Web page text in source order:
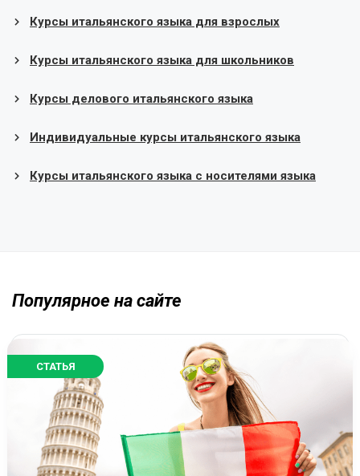
Курсы итальянского языка для взрослых
Курсы итальянского языка для школьников
Курсы делового итальянского языка
Индивидуальные курсы итальянского языка
Курсы итальянского языка с носителями языка
Популярное на сайте
СТАТЬЯ